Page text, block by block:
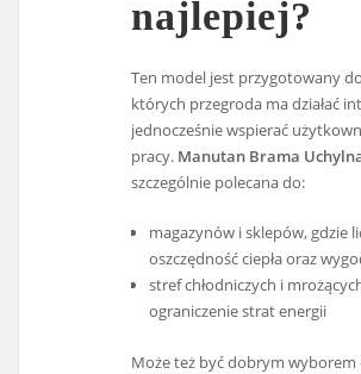
najlepiej?
Ten model jest przygotowany
których przegroda ma działać
jednocześnie wspierać
pracy. Manutan Brama
szczególnie polecana do:
magazynów i sklepów, gdzie
oszczędność ciepła oraz
stref chłodniczych i
ograniczenie strat energii
Może też być dobrym wyborem